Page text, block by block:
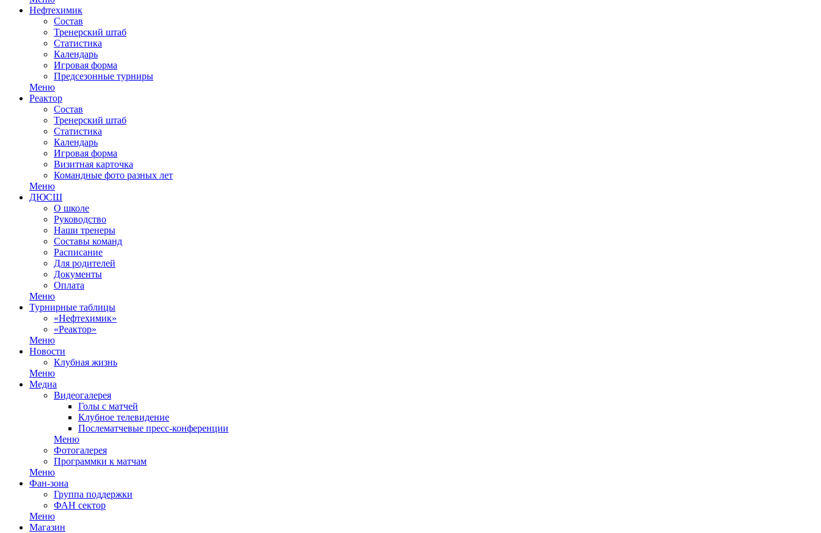
Нефтехимик
Состав
Тренерский штаб
Статистика
Календарь
Игровая форма
Предсезонные турниры
Меню
Реактор
Состав
Тренерский штаб
Статистика
Календарь
Игровая форма
Визитная карточка
Командные фото разных лет
Меню
ДЮСШ
О школе
Руководство
Наши тренеры
Составы команд
Расписание
Для родителей
Документы
Оплата
Меню
Турнирные таблицы
«Нефтехимик»
«Реактор»
Меню
Новости
Клубная жизнь
Меню
Медиа
Видеогалерея
Голы с матчей
Клубное телевидение
Послематчевые пресс-конференции
Меню
Фотогалерея
Программки к матчам
Меню
Фан-зона
Группа поддержки
ФАН сектор
Меню
Магазин